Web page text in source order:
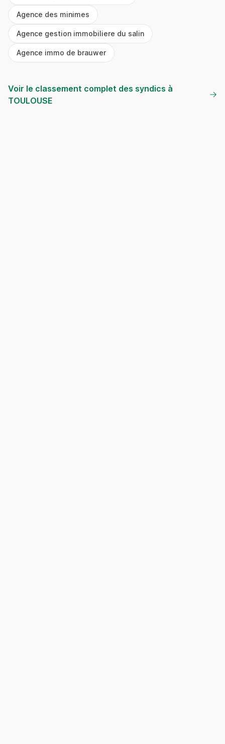
Agence des minimes
Agence gestion immobiliere du salin
Agence immo de brauwer
Voir le classement complet des syndics à
TOULOUSE